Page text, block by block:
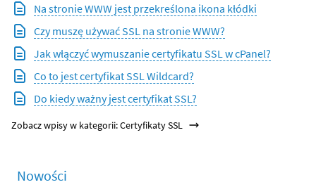
Na stronie WWW jest przekreślona ikona kłódki
Czy muszę używać SSL na stronie WWW?
Jak włączyć wymuszanie certyfikatu SSL w cPanel?
Co to jest certyfikat SSL Wildcard?
Do kiedy ważny jest certyfikat SSL?
Zobacz wpisy w kategorii: Certyfikaty SSL
Nowości